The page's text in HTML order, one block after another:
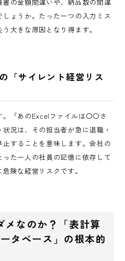
ょうか。たった一つの入力ミス
大きな原因となり得ます。
「サイレント経営リス
「あのExcelファイルは〇〇さ
況は、その担当者が急に退職・
することを意味します。会社の
た一人の社員の記憶に依存して
険な経営リスクです。
メなのか？「表計算
タベース」の根本的